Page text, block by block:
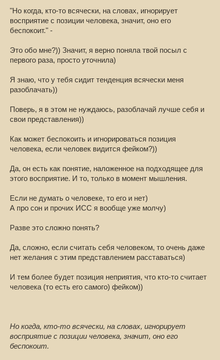
"Но когда, кто-то всячески, на словах, игнорирует
восприятие с позиции человека, значит, оно его
беспокоит." -
Это обо мне?)) Значит, я верно поняла твой посыл с
первого раза, просто уточнила)
Я знаю, что у тебя сидит тенденция всячески меня
разоблачать))
Поверь, я в этом не нуждаюсь, разоблачай лучше себя и
свои представления))
Как может беспокоить и игнорироваться позиция
человека, если человек видится фейком?))
Да, он есть как понятие, наложенное на подходящее для
этого восприятие. И то, только в момент мышления.
Если не думать о человеке, то его и нет)
А про сон и прочих ИСС я вообще уже молчу)
Разве это сложно понять?
Да, сложно, если считать себя человеком, то очень даже
нет желания с этим представлением расставаться)
И тем более будет позиция неприятия, что кто-то считает
человека (то есть его самого) фейком))
Но когда, кто-то всячески, на словах, игнорирует
восприятие с позиции человека, значит, оно его
беспокоит.